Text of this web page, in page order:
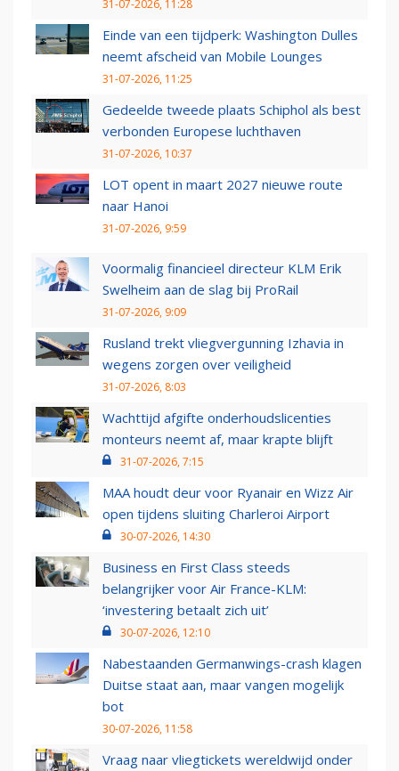
31-07-2026, 11:28
Einde van een tijdperk: Washington Dulles
neemt afscheid van Mobile Lounges
31-07-2026, 11:25
Gedeelde tweede plaats Schiphol als best
verbonden Europese luchthaven
31-07-2026, 10:37
LOT opent in maart 2027 nieuwe route
naar Hanoi
31-07-2026, 9:59
Voormalig financieel directeur KLM Erik
Swelheim aan de slag bij ProRail
31-07-2026, 9:09
Rusland trekt vliegvergunning Izhavia in
wegens zorgen over veiligheid
31-07-2026, 8:03
Wachttijd afgifte onderhoudslicenties
monteurs neemt af, maar krapte blijft
31-07-2026, 7:15
MAA houdt deur voor Ryanair en Wizz Air
open tijdens sluiting Charleroi Airport
30-07-2026, 14:30
Business en First Class steeds
belangrijker voor Air France-KLM:
‘investering betaalt zich uit’
30-07-2026, 12:10
Nabestaanden Germanwings-crash klagen
Duitse staat aan, maar vangen mogelijk
bot
30-07-2026, 11:58
Vraag naar vliegtickets wereldwijd onder